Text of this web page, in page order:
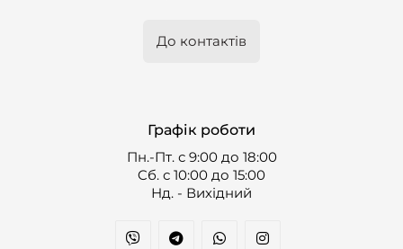
До контактів
Графік роботи
Пн.-Пт. с 9:00 до 18:00
Cб. с 10:00 до 15:00
Нд. - Вихідний